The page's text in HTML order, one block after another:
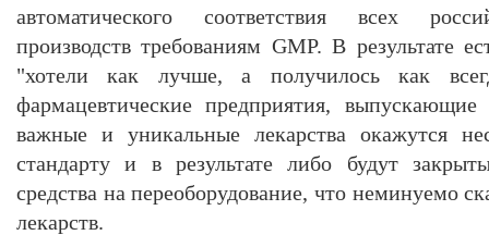
автоматического соответствия всех
производств требованиям GMP. В результате
"хотели как лучше, а получилось как
фармацевтические предприятия,
важные и уникальные лекарства окажутся
стандарту и в результате либо будут
средства на переоборудование, что неминуемо
лекарств.